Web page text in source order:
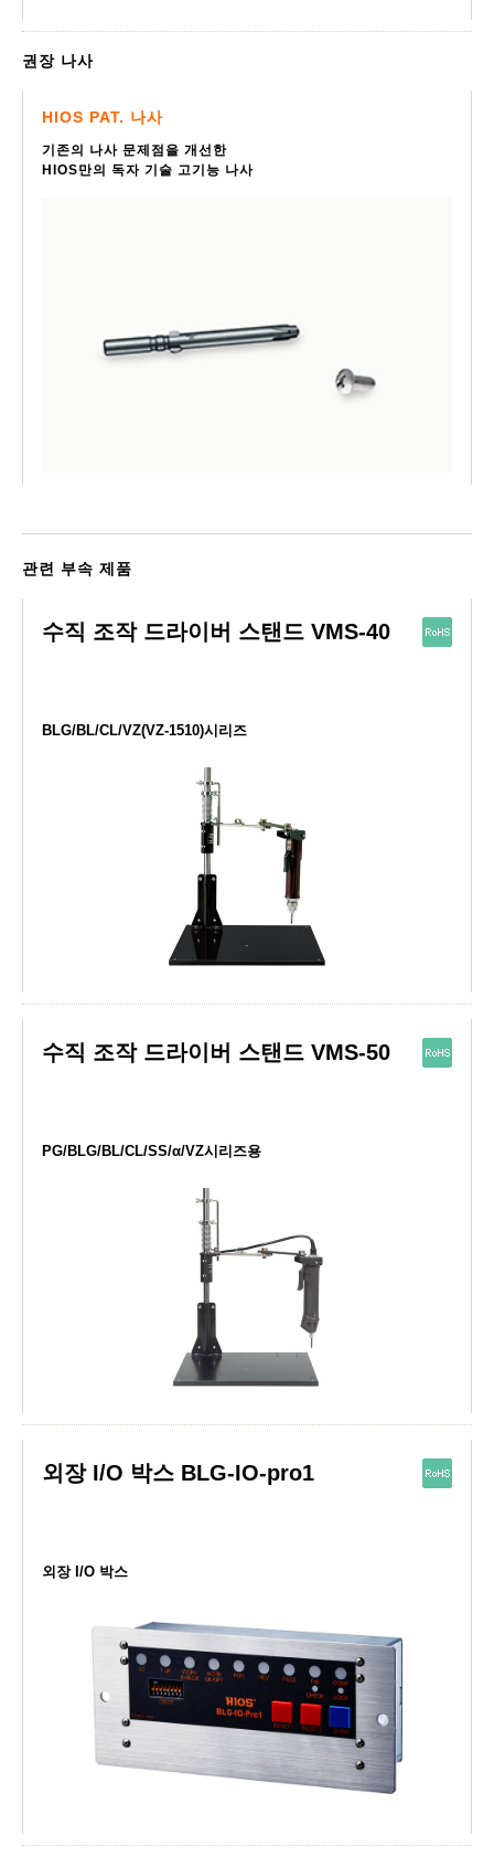
권장 나사
HIOS PAT. 나사
기존의 나사 문제점을 개선한
HIOS만의 독자 기술 고기능 나사
관련 부속 제품
수직 조작 드라이버 스탠드 VMS-40
BLG/BL/CL/VZ(VZ-1510)시리즈
수직 조작 드라이버 스탠드 VMS-50
PG/BLG/BL/CL/SS/α/VZ시리즈용
외장 I/O 박스 BLG-IO-pro1
외장 I/O 박스